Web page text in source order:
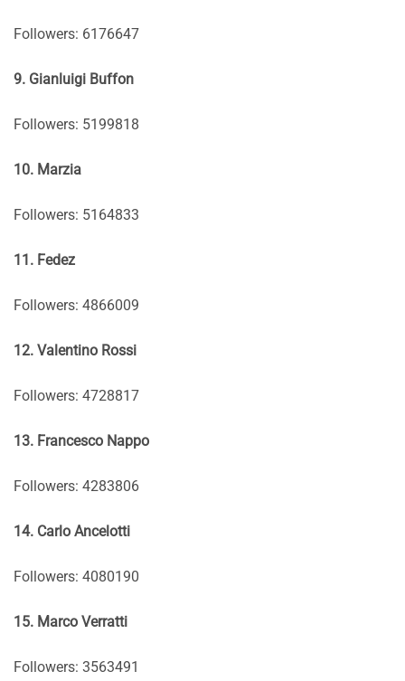
Followers: 6176647
9. Gianluigi Buffon
Followers: 5199818
10. Marzia
Followers: 5164833
11. Fedez
Followers: 4866009
12. Valentino Rossi
Followers: 4728817
13. Francesco Nappo
Followers: 4283806
14. Carlo Ancelotti
Followers: 4080190
15. Marco Verratti
Followers: 3563491